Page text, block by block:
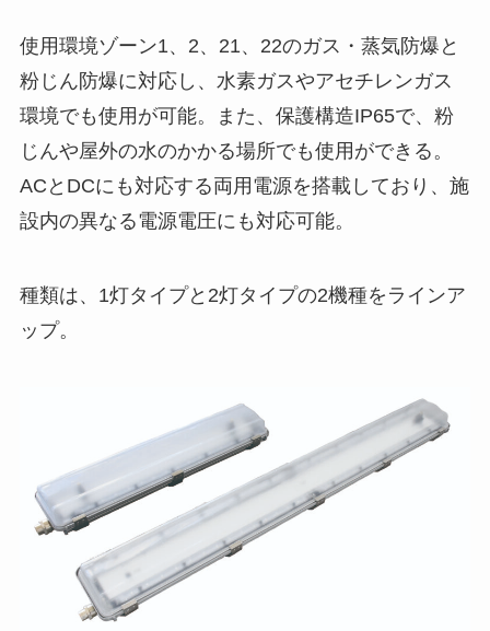
使用環境ゾーン1、2、21、22のガス・蒸気防爆と
粉じん防爆に対応し、水素ガスやアセチレンガス
環境でも使用が可能。また、保護構造IP65で、粉
じんや屋外の水のかかる場所でも使用ができる。
ACとDCにも対応する両用電源を搭載しており、施
設内の異なる電源電圧にも対応可能。
種類は、1灯タイプと2灯タイプの2機種をラインア
ップ。